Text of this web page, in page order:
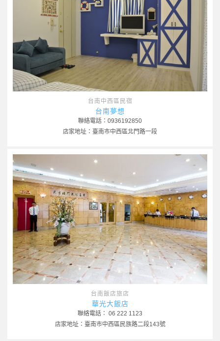
台南中西區民宿
台南夢想
聯絡電話：0936192850
店家地址：臺南市中西區北門路一段
台南飯店旅店
華光大飯店
聯絡電話： 06 222 1123
店家地址：臺南市中西區民族路二段143號